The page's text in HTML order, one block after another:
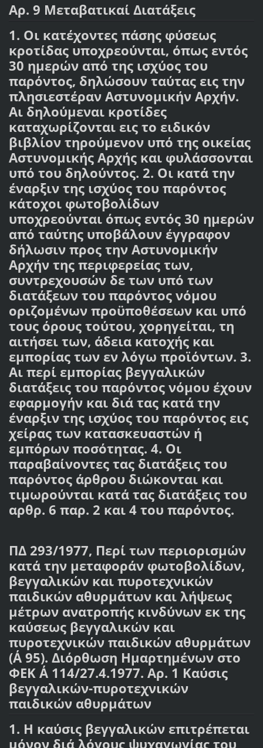
Αρ. 9 Μεταβατικαί Διατάξεις
1. Οι κατέχοντες πάσης φύσεως
κροτίδας υποχρεούνται, όπως εντός
30 ημερών από της ισχύος του
παρόντος, δηλώσουν ταύτας εις την
πλησιεστέραν Αστυνομικήν Αρχήν.
Αι δηλούμεναι κροτίδες
καταχωρίζονται εις το ειδικόν
βιβλίον τηρούμενον υπό της οικείας
Αστυνομικής Αρχής και φυλάσσονται
υπό του δηλούντος. 2. Οι κατά την
έναρξιν της ισχύος του παρόντος
κάτοχοι φωτοβολίδων
υποχρεούνται όπως εντός 30 ημερών
από ταύτης υποβάλουν έγγραφον
δήλωσιν προς την Αστυνομικήν
Αρχήν της περιφερείας των,
συντρεχουσών δε των υπό των
διατάξεων του παρόντος νόμου
οριζομένων προϋποθέσεων και υπό
τους όρους τούτου, χορηγείται, τη
αιτήσει των, άδεια κατοχής και
εμπορίας των εν λόγω προϊόντων. 3.
Αι περί εμπορίας βεγγαλικών
διατάξεις του παρόντος νόμου έχουν
εφαρμογήν και διά τας κατά την
έναρξιν της ισχύος του παρόντος εις
χείρας των κατασκευαστών ή
εμπόρων ποσότητας. 4. Οι
παραβαίνοντες τας διατάξεις του
παρόντος άρθρου διώκονται και
τιμωρούνται κατά τας διατάξεις του
αρθρ. 6 παρ. 2 και 4 του παρόντος.
ΠΔ 293/1977, Περί των περιορισμών
κατά την μεταφοράν φωτοβολίδων,
βεγγαλικών και πυροτεχνικών
παιδικών αθυρμάτων και λήψεως
μέτρων ανατροπής κινδύνων εκ της
καύσεως βεγγαλικών και
πυροτεχνικών παιδικών αθυρμάτων
(Α΄ 95). Διόρθωση Ημαρτημένων στο
ΦΕΚ Α΄ 114/27.4.1977. Αρ. 1 Καύσις
βεγγαλικών-πυροτεχνικών
παιδικών αθυρμάτων
1. Η καύσις βεγγαλικών επιτρέπεται
μόνον διά λόγους ψυχαγωγίας του